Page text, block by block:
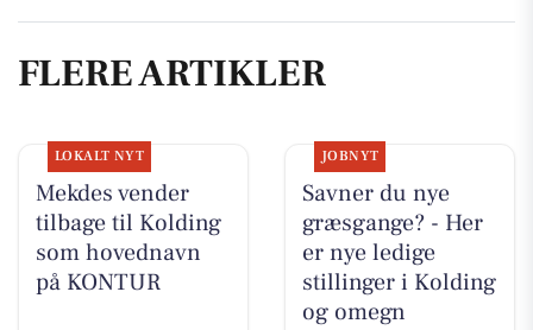
FLERE ARTIKLER
LOKALT NYT
Mekdes vender
tilbage til Kolding
som hovednavn
på KONTUR
JOBNYT
Savner du nye
græsgange? - Her
er nye ledige
stillinger i Kolding
og omegn